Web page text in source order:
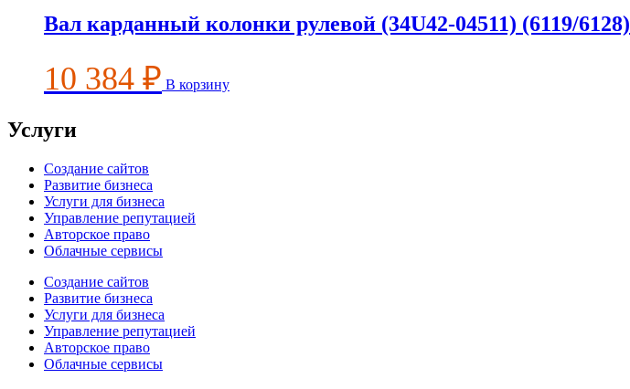
Вал карданный колонки рулевой (34U42-04511) (6119/6128)
10 384 ₽ В корзину
Услуги
Создание сайтов
Развитие бизнеса
Услуги для бизнеса
Управление репутацией
Авторское право
Облачные сервисы
Создание сайтов
Развитие бизнеса
Услуги для бизнеса
Управление репутацией
Авторское право
Облачные сервисы